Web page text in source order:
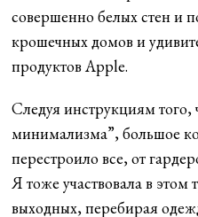
совершенно белых стен и
крошечных домов и
продуктов Apple.
Следуя инструкциям того,
минимализма”, большое
перестроило все, от
Я тоже участвовала в
выходных, перебирая